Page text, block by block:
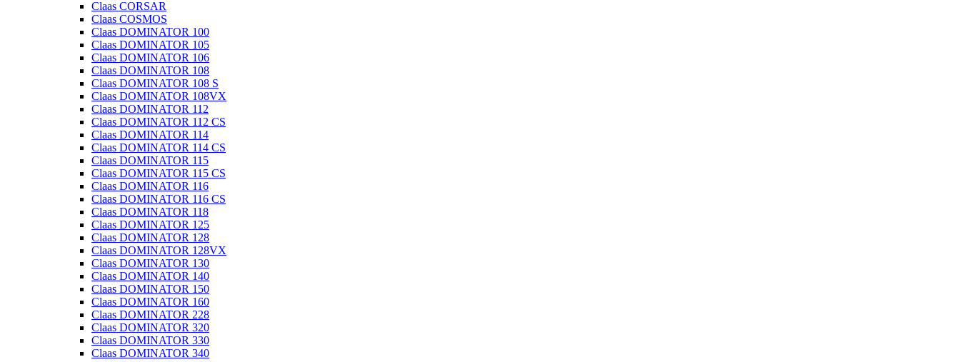
Claas CORSAR
Claas COSMOS
Claas DOMINATOR 100
Claas DOMINATOR 105
Claas DOMINATOR 106
Claas DOMINATOR 108
Claas DOMINATOR 108 S
Claas DOMINATOR 108VX
Claas DOMINATOR 112
Claas DOMINATOR 112 CS
Claas DOMINATOR 114
Claas DOMINATOR 114 CS
Claas DOMINATOR 115
Claas DOMINATOR 115 CS
Claas DOMINATOR 116
Claas DOMINATOR 116 CS
Claas DOMINATOR 118
Claas DOMINATOR 125
Claas DOMINATOR 128
Claas DOMINATOR 128VX
Claas DOMINATOR 130
Claas DOMINATOR 140
Claas DOMINATOR 150
Claas DOMINATOR 160
Claas DOMINATOR 228
Claas DOMINATOR 320
Claas DOMINATOR 330
Claas DOMINATOR 340